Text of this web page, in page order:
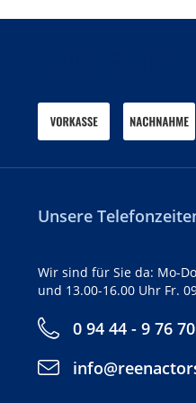
Unsere
Wir sind für Sie da: Mo-
und 13.00-16.00 Uhr Fr.
0 94 44 - 9 76